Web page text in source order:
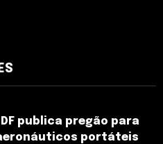
publica pregão para
portáteis